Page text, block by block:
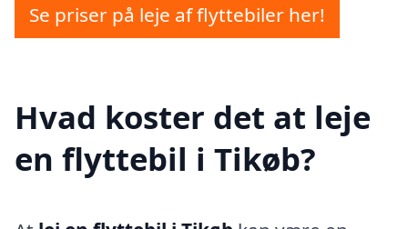
Se priser på leje af flyttebiler her!
Hvad koster det at leje
en flyttebil i Tikøb?